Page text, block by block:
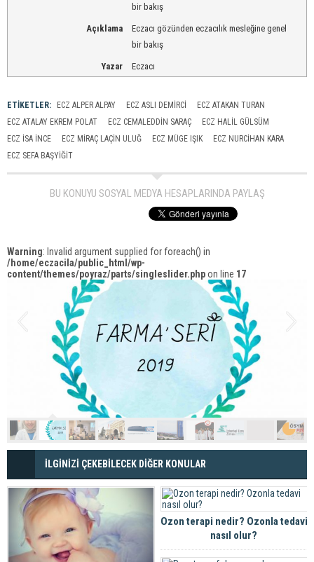
bir bakış
Açıklama
Eczacı gözünden eczacılık mesleğine genel
bir bakış
Yazar Eczacı
ETİKETLER: ECZ ALPER ALPAY ECZ ASLI DEMİRCİ
ECZ ATAKAN TURAN
ECZ ATALAY EKREM POLAT
ECZ CEMALEDDIN SARAÇ
ECZ HALIL GÜLSÜM
ECZ ISA INCE
ECZ MIRAÇ LAÇIN ULUĞ ECZ MÜGE IŞIK
ECZ NURCIHAN KARA
ECZ SEFA BAŞYIĞIT
BU KONUYU SOSYAL MEDYA HESAPLARINDA PAYLAŞ
Warning: Invalid argument supplied for foreach() in
/home/eczacila/public_html/wp-
content/themes/poyraz/parts/singleslider.phpon line 17
İLGİNİZİ ÇEKEBİLECEK DİĞER KONULAR
Ozon terapi nedir? Ozonla tedavi
nasıl olur?